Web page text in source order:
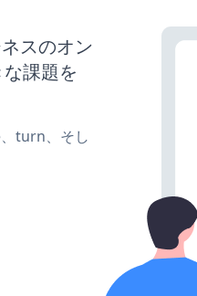
スのオン
課題を
turn、そし